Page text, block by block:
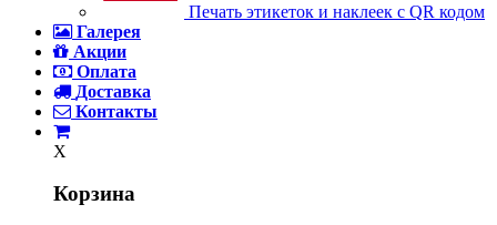
Печать этикеток и наклеек с QR кодом
Галерея
Акции
Оплата
Доставка
Контакты
X
Корзина